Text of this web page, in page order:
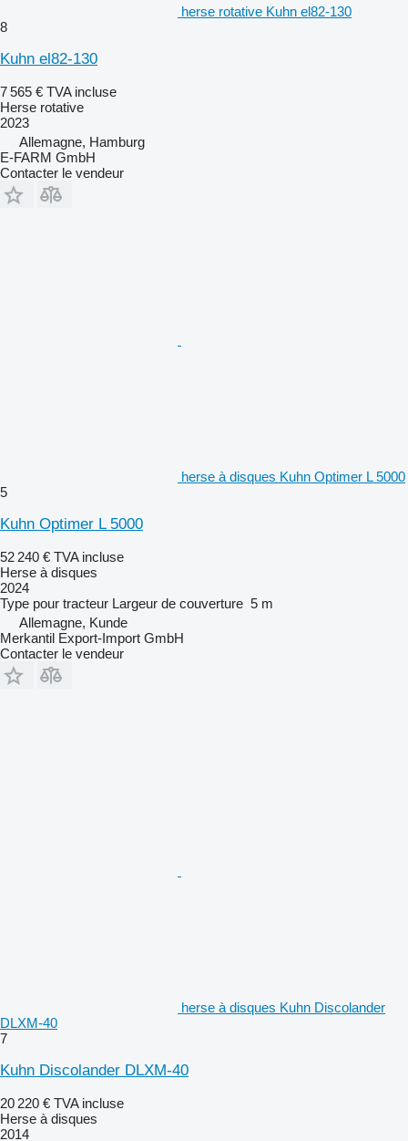
herse rotative Kuhn el82-130
8
Kuhn el82-130
7 565 € TVA incluse
Herse rotative
2023
Allemagne, Hamburg
E-FARM GmbH
Contacter le vendeur
herse à disques Kuhn Optimer L 5000
5
Kuhn Optimer L 5000
52 240 € TVA incluse
Herse à disques
2024
Type pour tracteur Largeur de couverture 5 m
Allemagne, Kunde
Merkantil Export-Import GmbH
Contacter le vendeur
herse à disques Kuhn Discolander
DLXM-40
7
Kuhn Discolander DLXM-40
20 220 € TVA incluse
Herse à disques
2014